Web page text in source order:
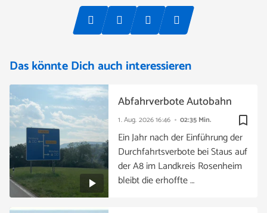
Das könnte Dich auch interessieren
bookmark_border
1. Aug. 202616:46 02:35 Min.
Abfahrverbote Autobahn
Ein Jahr nach der Einführung der
Durchfahrtsverbote bei Staus auf
der A8 im Landkreis Rosenheim
bleibt die erhoffte …